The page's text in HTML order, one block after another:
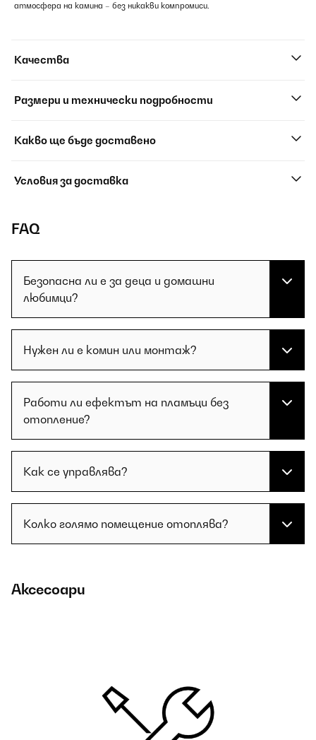
атмосфера на камина – без никакви компромиси.
Качества
Размери и технически подробности
Какво ще бъде доставено
Условия за доставка
FAQ
Безопасна ли е за деца и домашни
любимци?
Нужен ли е комин или монтаж?
Работи ли ефектът на пламъци без
отопление?
Как се управлява?
Колко голямо помещение отоплява?
Аксесоари